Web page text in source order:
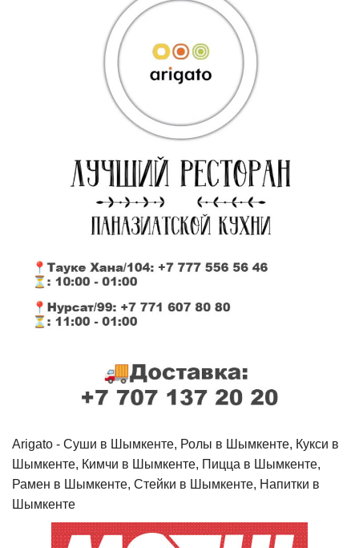
Arigato - Cуши в Шымкенте, Ролы в Шымкенте, Кукси в
Шымкенте, Кимчи в Шымкенте, Пицца в Шымкенте,
Рамен в Шымкенте, Стейки в Шымкенте, Напитки в
Шымкенте